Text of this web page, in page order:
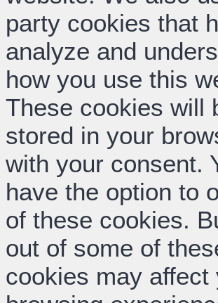
party cookies that
analyze and
how you use this
These cookies will
stored in your
with your consent.
have the option to
of these cookies.
out of some of
cookies may affect